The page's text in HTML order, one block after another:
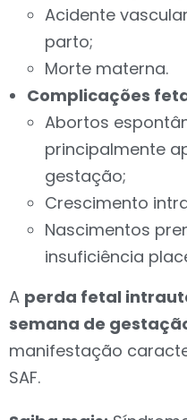
Acidente
parto;
Morte materna.
Complicações
Abortos
principalmente
gestação;
Crescimento
Nascimentos
insuficiência
A perda fetal
semana de
manifestação
SAF.